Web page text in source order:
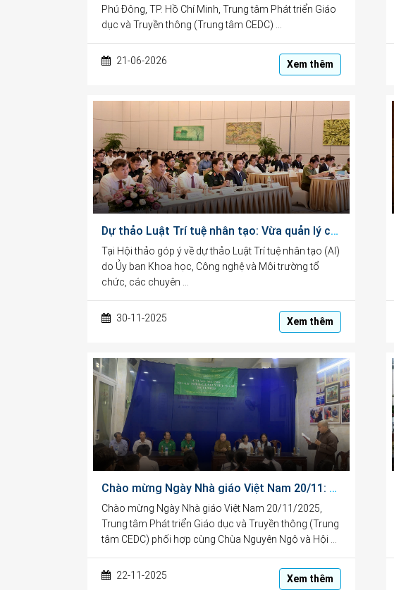
Phú Đông, TP. Hồ Chí Minh, Trung tâm Phát triển Giáo
dục và Truyền thông (Trung tâm CEDC) …
21-06-2026 Xem thêm
Dự thảo Luật Trí tuệ nhân tạo: Vừa quản lý chặt chẽ, vừa khuyến khích thúc đẩy phát triển đổi mới sáng tạo
Tại Hội thảo góp ý về dự thảo Luật Trí tuệ nhân tạo (AI)
do Ủy ban Khoa học, Công nghệ và Môi trường tổ
chức, các chuyên …
30-11-2025 Xem thêm
Chào mừng Ngày Nhà giáo Việt Nam 20/11: Trung tâm CEDC tặng quà học sinh vượt khó hiếu học
Chào mừng Ngày Nhà giáo Việt Nam 20/11/2025,
Trung tâm Phát triển Giáo dục và Truyền thông (Trung
tâm CEDC) phối hợp cùng Chùa Nguyên Ngộ và Hội …
22-11-2025 Xem thêm